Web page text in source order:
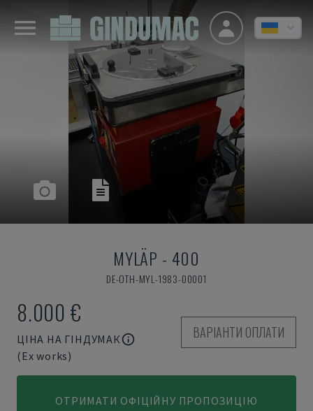
MYLÄP - 400
DE-OTH-MYL-1983-00001
8.000 €
ЦІНА НА ГІНДУМАК
(Ex works)
ВАРІАНТИ ОПЛАТИ
ОТРИМАТИ ОФІЦІЙНУ ПРОПОЗИЦІЮ